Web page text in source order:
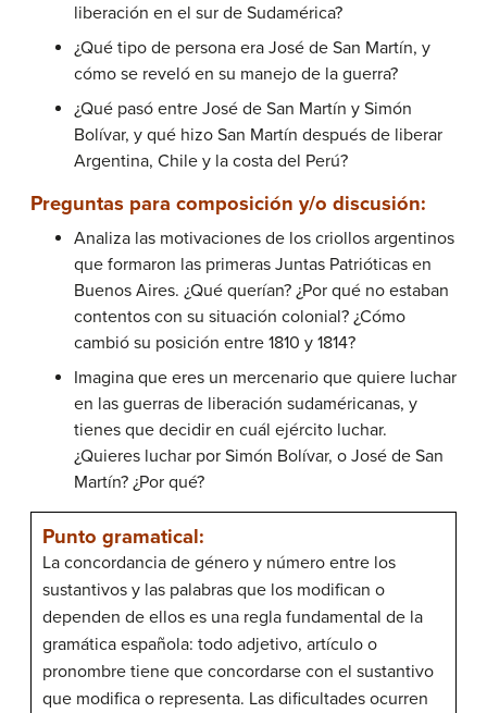
liberación en el sur de Sudamérica?
¿Qué tipo de persona era José de San Martín, y
cómo se reveló en su manejo de la guerra?
¿Qué pasó entre José de San Martín y Simón
Bolívar, y qué hizo San Martín después de liberar
Argentina, Chile y la costa del Perú?
Preguntas para composición y/o discusión:
Analiza las motivaciones de los criollos argentinos
que formaron las primeras Juntas Patrióticas en
Buenos Aires. ¿Qué querían? ¿Por qué no estaban
contentos con su situación colonial? ¿Cómo
cambió su posición entre 1810 y 1814?
Imagina que eres un mercenario que quiere luchar
en las guerras de liberación sudaméricanas, y
tienes que decidir en cuál ejército luchar.
¿Quieres luchar por Simón Bolívar, o José de San
Martín? ¿Por qué?
Punto gramatical:
La concordancia de género y número entre los
sustantivos y las palabras que los modifican o
dependen de ellos es una regla fundamental de la
gramática española: todo adjetivo, artículo o
pronombre tiene que concordarse con el sustantivo
que modifica o representa. Las dificultades ocurren